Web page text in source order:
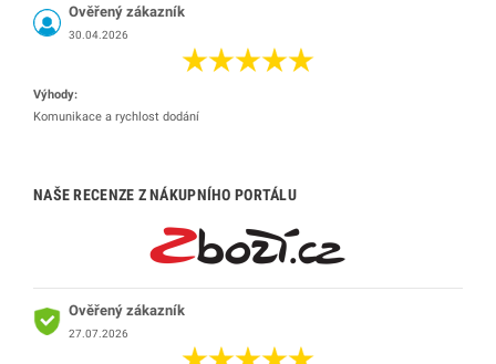
Ověřený zákazník
30.04.2026
Výhody:
Komunikace a rychlost dodání
NAŠE RECENZE Z NÁKUPNÍHO PORTÁLU
Ověřený zákazník
27.07.2026